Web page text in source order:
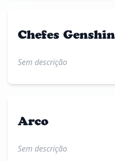
Chefes
Sem descrição
Arco
Sem descrição